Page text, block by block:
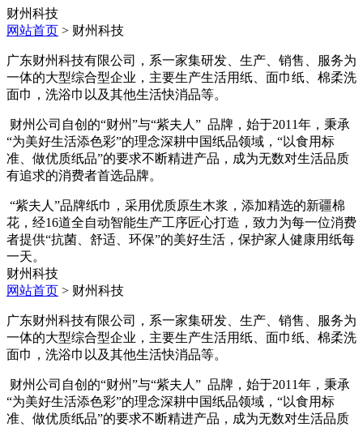
财州科技
网站首页 > 财州科技
广东财州科技有限公司，系一家集研发、生产、销售、服务为
一体的大型综合型企业，主要生产生活用纸、面巾纸、棉柔洗
面巾，洗浴巾以及其他生活快消品等。
财州公司自创的“财州”与“紫夫人” 品牌，始于2011年，秉承
“为美好生活添色彩”的理念深耕中国纸品领域，“以食用标
准、做优质纸品”的要求不断精进产品，成为无数对生活品质
有追求的消费者首选品牌。
“紫夫人”品牌纸巾，采用优质原生木浆，添加精选的新疆棉
花，经16道全自动智能生产工序匠心打造，致力为每一位消费
者提供“抗菌、舒适、环保”的美好生活，保护家人健康用纸每
一天。
财州科技
网站首页 > 财州科技
广东财州科技有限公司，系一家集研发、生产、销售、服务为
一体的大型综合型企业，主要生产生活用纸、面巾纸、棉柔洗
面巾，洗浴巾以及其他生活快消品等。
财州公司自创的“财州”与“紫夫人” 品牌，始于2011年，秉承
“为美好生活添色彩”的理念深耕中国纸品领域，“以食用标
准、做优质纸品”的要求不断精进产品，成为无数对生活品质